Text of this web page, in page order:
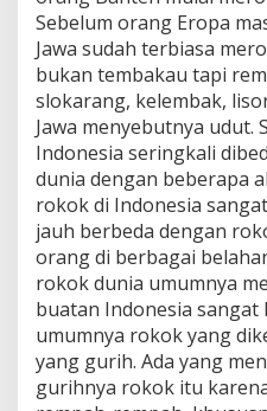
Sebelum orang Eropa
Jawa sudah terbiasa
bukan tembakau tapi
slokarang, kelembak,
Jawa menyebutnya udut.
Indonesia seringkali
dunia dengan beberapa
rokok di Indonesia
jauh berbeda dengan
orang di berbagai
rokok dunia umumnya
buatan Indonesia sangat
umumnya rokok yang
yang gurih. Ada yang
gurihnya rokok itu